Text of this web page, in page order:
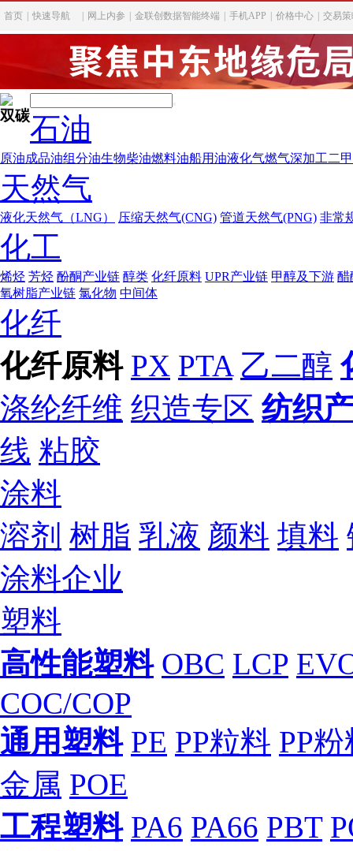
首页 快速导航 网上内参 金联创数据智能终端 手机APP 价格中心 交易
双碳石油
原油成品油组分油生物柴油燃料油船用油液化气燃气深加工二
天然气
液化天然气（LNG） 压缩天然气(CNG) 管道天然气(PNG) 非常
化工
烯烃 芳烃 酚酮产业链 醇类 化纤原料 UPR产业链 甲醇及下游 醋
氧树脂产业链 氯化物 中间体
化纤
化纤原料 PX PTA 乙二醇
涤纶纤维 织造专区 纺织
线 粘胶
涂料
溶剂 树脂 乳液 颜料 填料
涂料企业
塑料
高性能塑料 OBC LCP
COC/COP
通用塑料 PE PP粒料 PP
金属 POE
工程塑料 PA6 PA66 PBT